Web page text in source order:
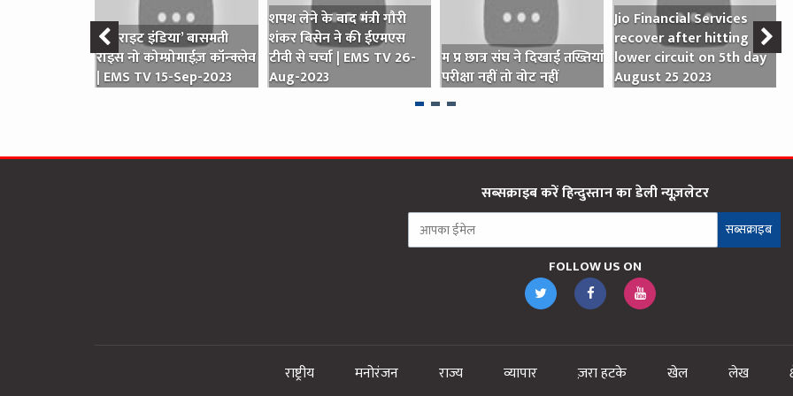
‛ईट राइट इंडिया’ बासमती
राइस नो कोम्प्रोमाईज़ कॉन्क्लेव
| EMS TV 15-Sep-2023
शपथ लेने के बाद मंत्री गौरी
शंकर बिसेन ने की ईएमएस
टीवी से चर्चा | EMS TV 26-
Aug-2023
म प्र छात्र संघ ने दिखाई तख्तियां
परीक्षा नहीं तो वोट नहीं
Jio Financial Services
recover after hitting
lower circuit on 5th day
August 25 2023
सब्सक्राइब करें हिन्दुस्तान का डेली न्यूज़लेटर
सब्सक्राइब
FOLLOW US ON
राष्ट्रीय मनोरंजन राज्य व्यापार ज़रा हटके खेल लेख